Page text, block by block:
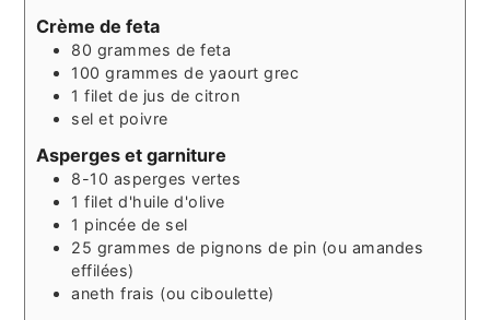
Crème de feta
80 grammes de feta
100 grammes de yaourt grec
1 filet de jus de citron
sel et poivre
Asperges et garniture
8-10 asperges vertes
1 filet d'huile d'olive
1 pincée de sel
25 grammes de pignons de pin (ou amandes
effilées)
aneth frais (ou ciboulette)